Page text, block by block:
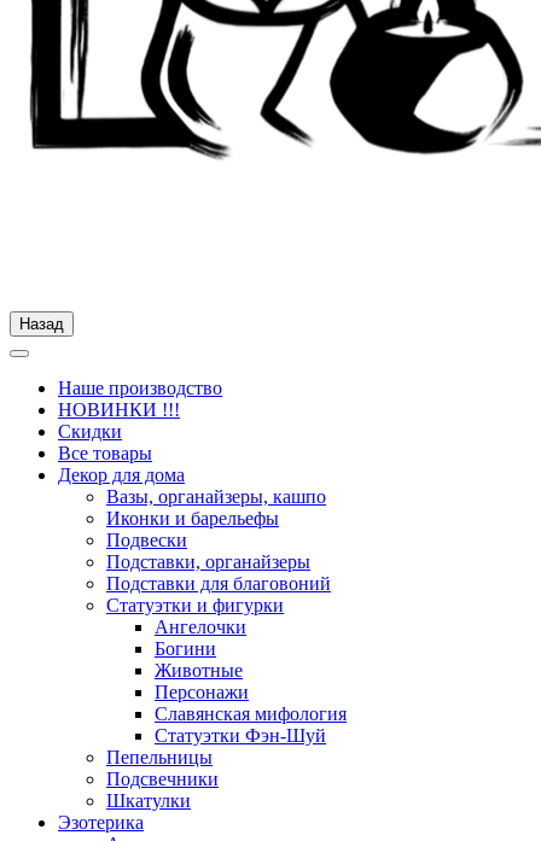
Назад
Наше производство
НОВИНКИ !!!
Скидки
Все товары
Декор для дома
Вазы, органайзеры, кашпо
Иконки и барельефы
Подвески
Подставки, органайзеры
Подставки для благовоний
Статуэтки и фигурки
Ангелочки
Богини
Животные
Персонажи
Славянская мифология
Статуэтки Фэн-Шуй
Пепельницы
Подсвечники
Шкатулки
Эзотерика